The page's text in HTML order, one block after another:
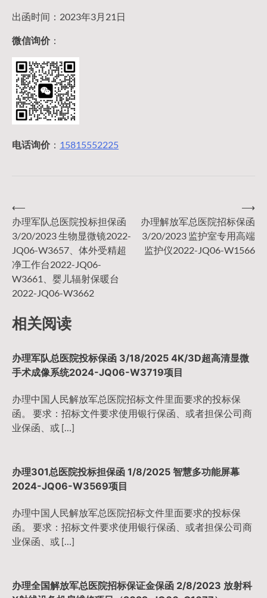
出函时间：2023年3月21日
微信询价：
电话询价： 15815552225
文
章
导
航
⟵
办理军队总医院投标担保函
3/20/2023 生物显微镜2022-
JQ06-W3657、体外受精超
净工作台2022-JQ06-
W3661、婴儿辐射保暖台
2022-JQ06-W3662
办理解放军总医院招标保函
3/20/2023 监护室专用高端
监护仪2022-JQ06-W1566
⟶
相关阅读
办理军队总医院投标保函 3/18/2025 4K/3D超高清显微
手术成像系统2024-JQ06-W3719项目
办理中国人民解放军总医院招标文件里面要求的投标保
函。 要求：招标文件要求使用银行保函、或者担保公司商
业保函、或 […]
办理301总医院投标担保函 1/8/2025 智慧多功能屏幕
2024-JQ06-W3569项目
办理中国人民解放军总医院招标文件里面要求的投标保
函。 要求：招标文件要求使用银行保函、或者担保公司商
业保函、或 […]
办理全国解放军总医院招标保证金保函 2/8/2023 放射科